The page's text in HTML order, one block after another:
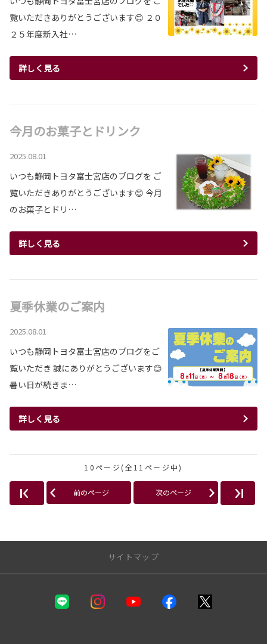
覧いただきありがとうございます😊 ２０
２５年度新入社…
詳しく見る
今月のお菓子とドリンク
2025.08.01
いつも静岡トヨタ富士宮店のブログを ご
覧いただきありがとうございます😊 今月
のお菓子とドリ…
詳しく見る
夏季休業のご案内
2025.08.01
いつも静岡トヨタ富士宮店のブログをご
覧いただき 誠にありがとうございます😊
暑い日が続きま…
詳しく見る
10ページ(全11ページ中)
前のページ 次のページ
サイトマップ